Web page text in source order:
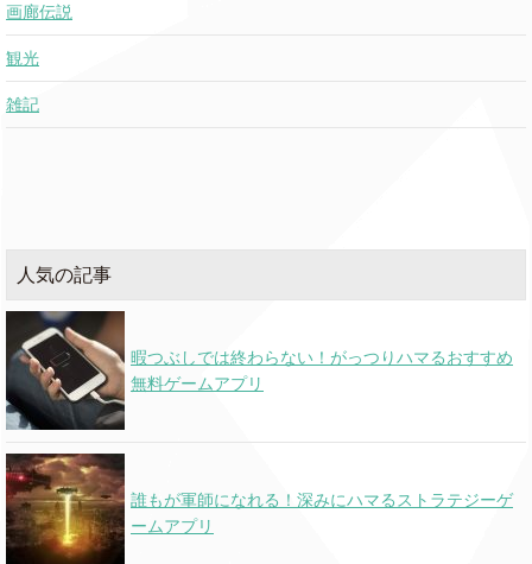
画廊伝説
観光
雑記
人気の記事
暇つぶしでは終わらない！がっつりハマるおすすめ
無料ゲームアプリ
誰もが軍師になれる！深みにハマるストラテジーゲ
ームアプリ